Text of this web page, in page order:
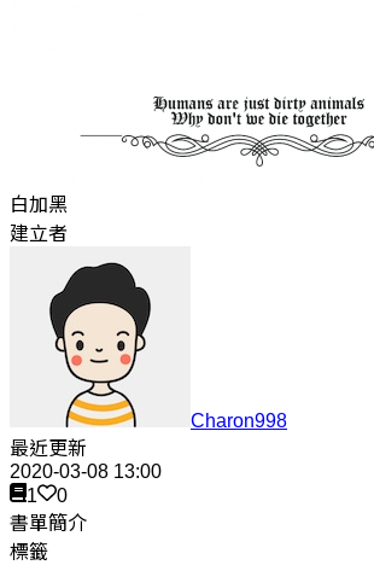
白加黑
建立者
Charon998
最近更新
2020-03-08 13:00
1
0
書單簡介
標籤